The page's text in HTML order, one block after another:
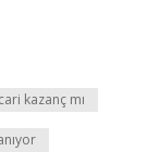
kazanç mı